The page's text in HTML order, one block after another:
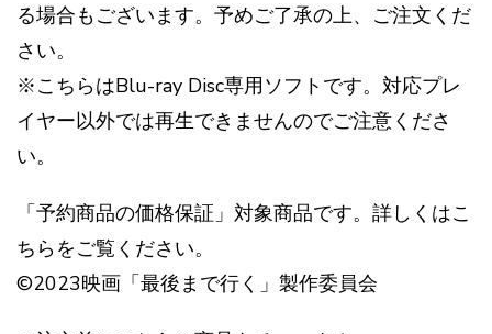
る場合もございます。予めご了承の上、ご注文くだ
さい。
※こちらはBlu-ray Disc専用ソフトです。対応プレ
イヤー以外では再生できませんのでご注意くださ
い。
「予約商品の価格保証」対象商品です。詳しくはこ
ちらをご覧ください。
©2023映画「最後まで行く」製作委員会